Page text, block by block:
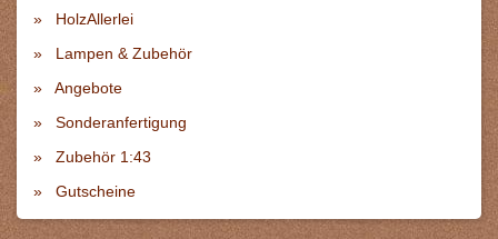
HolzAllerlei
Lampen & Zubehör
Angebote
Sonderanfertigung
Zubehör 1:43
Gutscheine